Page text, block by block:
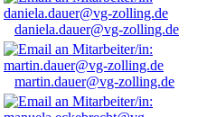
daniela.dauer@vg-zolling.de
martin.dauer@vg-zolling.de